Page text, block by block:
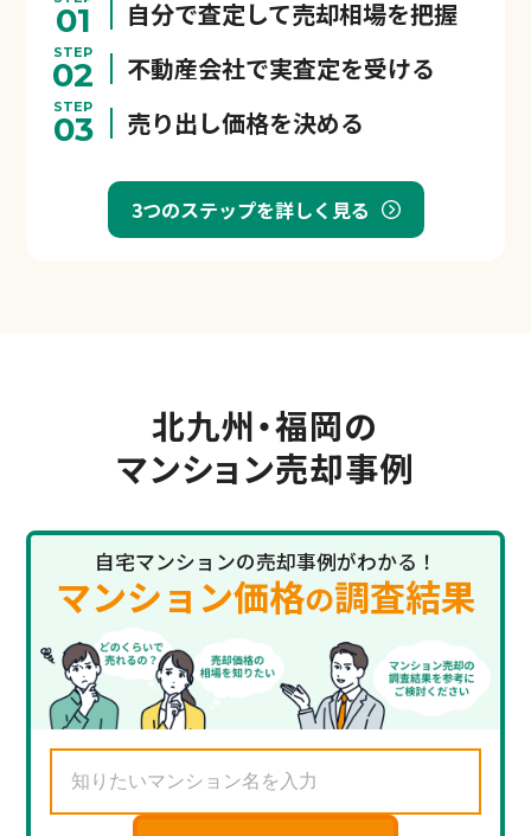
01 自分で査定して売却相場を把握
STEP
02 不動産会社で実査定を受ける
STEP
03 売り出し価格を決める
3つのステップを詳しく見る
北九州・福岡の
マンション売却事例
自宅マンションの売却事例がわかる！
マンション価格の調査結果